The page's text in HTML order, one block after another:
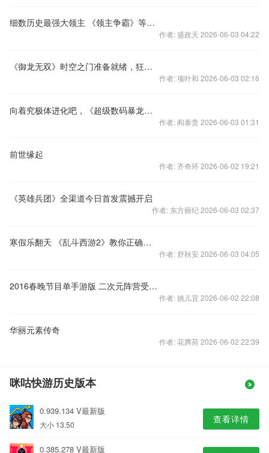
细数历史最强大领主 《领主争霸》等你加入（一）
作者: 盛政天 2026-06-03 04:22
《御龙无双》时空之门准备就绪，狂踩楼赢好礼！
作者: 项叶和 2026-06-03 02:16
向着究极体进化吧，《超级数码暴龙》新版本更新！
作者: 阎泰贵 2026-06-03 01:31
前世缘起
作者: 齐奇环 2026-06-02 19:21
《英雄兵团》全渠道今日首发震撼开启
作者: 东方丽纪 2026-06-03 02:37
寒假乐翻天 《乱斗西游2》教你正确过冬
作者: 舒秋安 2026-06-03 04:05
2016春晚节目单手游版 二次元阵营受期待
作者: 姚儿宜 2026-06-02 22:08
华丽元素传奇
作者: 花腾荷 2026-06-02 22:39
咪咕快游历史版本
0.939.134 V最新版
大小 13.50 查看详情
0.385.278 V最新版